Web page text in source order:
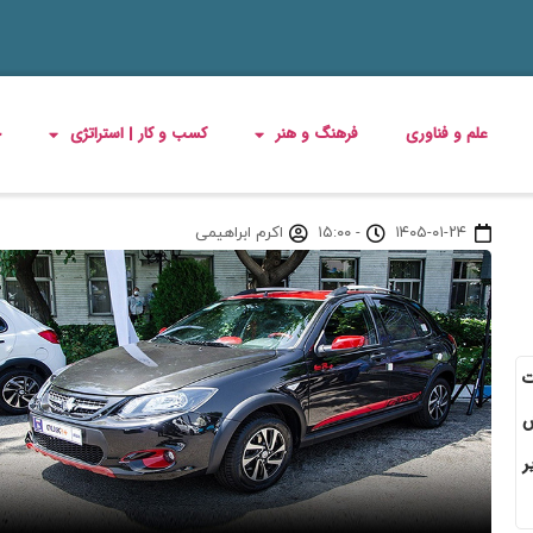
علم و فناوری فرهنگ و هنر کسب و کار | استراتژی
۱۴۰۵-۰۱-۲۴ - ۱۵:۰۰ اکرم ابراهیمی